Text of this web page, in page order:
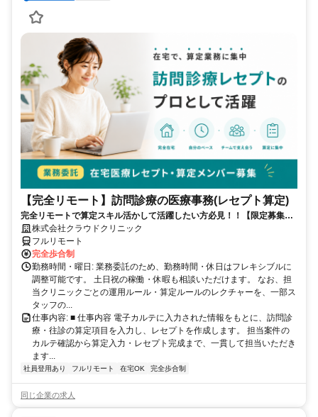
【完全リモート】訪問診療の医療事務(レセプト算定)
完全リモートで算定スキル活かして活躍したい方必見！！【限定募集】
完全リモート｜在宅医療レセプト算定（成果報酬型／業務委託）
株式会社クラウドクリニック
フルリモート
完全歩合制
勤務時間・曜日: 業務委託のため、勤務時間・休日はフレキシブルに
調整可能です。 土日祝の稼働・休暇も相談いただけます。 なお、担
当クリニックごとの運用ルール・算定ルールのレクチャーを、一部ス
タッフの...
仕事内容: ■ 仕事内容 電子カルテに入力された情報をもとに、訪問診
療・往診の算定項目を入力し、レセプトを作成します。 担当案件の
カルテ確認から算定入力・レセプト完成まで、一貫して担当いただき
ます...
社員登用あり フルリモート 在宅OK 完全歩合制
同じ企業の求人